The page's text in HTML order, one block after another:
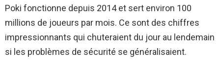
Poki fonctionne depuis 2014 et sert environ 100
millions de joueurs par mois. Ce sont des chiffres
impressionnants qui chuteraient du jour au lendemain
si les problèmes de sécurité se généralisaient.